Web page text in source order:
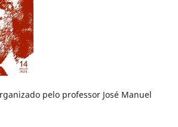
pelo professor José Manuel